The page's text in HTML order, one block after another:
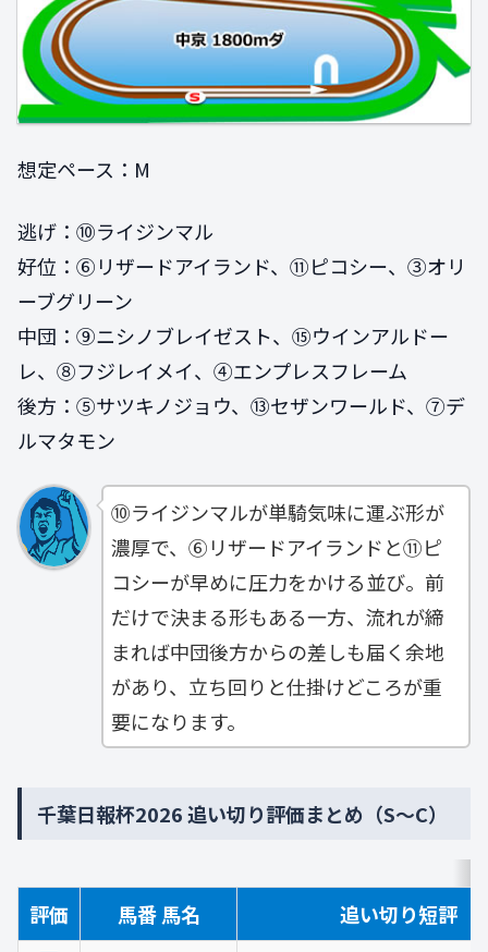
想定ペース：M
逃げ：⑩ライジンマル
好位：⑥リザードアイランド、⑪ピコシー、③オリ
ーブグリーン
中団：⑨ニシノブレイゼスト、⑮ウインアルドー
レ、⑧フジレイメイ、④エンプレスフレーム
後方：⑤サツキノジョウ、⑬セザンワールド、⑦デ
ルマタモン
⑩ライジンマルが単騎気味に運ぶ形が
濃厚で、⑥リザードアイランドと⑪ピ
コシーが早めに圧力をかける並び。前
だけで決まる形もある一方、流れが締
まれば中団後方からの差しも届く余地
があり、立ち回りと仕掛けどころが重
要になります。
千葉日報杯2026 追い切り評価まとめ（S〜C）
評価 馬番 馬名 追い切り短評